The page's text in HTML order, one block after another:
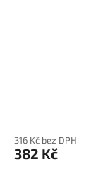
316 Kč bez DPH
382 Kč